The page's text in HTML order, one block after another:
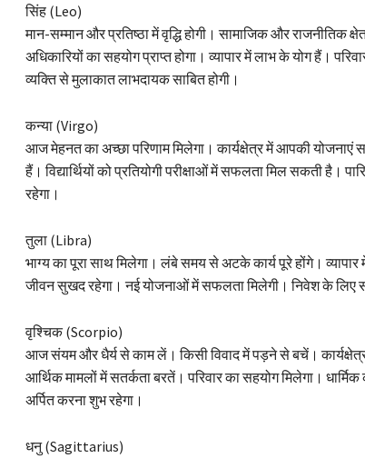
सिंह (Leo)
मान-सम्मान और प्रतिष्ठा में वृद्धि होगी। सामाजिक और राजनीतिक
अधिकारियों का सहयोग प्राप्त होगा। व्यापार में लाभ के योग हैं।
व्यक्ति से मुलाकात लाभदायक साबित होगी।
कन्या (Virgo)
आज मेहनत का अच्छा परिणाम मिलेगा। कार्यक्षेत्र में आपकी
हैं। विद्यार्थियों को प्रतियोगी परीक्षाओं में सफलता मिल सकती है।
रहेगा।
तुला (Libra)
भाग्य का पूरा साथ मिलेगा। लंबे समय से अटके कार्य पूरे होंगे।
जीवन सुखद रहेगा। नई योजनाओं में सफलता मिलेगी। निवेश के लिए
वृश्चिक (Scorpio)
आज संयम और धैर्य से काम लें। किसी विवाद में पड़ने से बचें।
आर्थिक मामलों में सतर्कता बरतें। परिवार का सहयोग मिलेगा।
अर्पित करना शुभ रहेगा।
धनु (Sagittarius)